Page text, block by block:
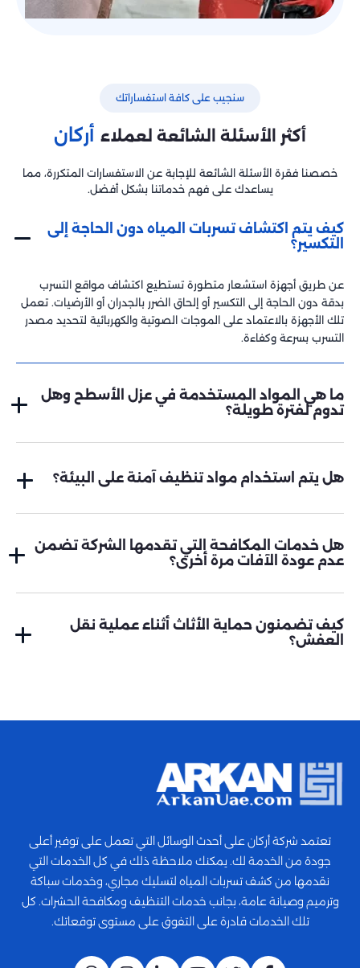
سنجيب على كافة استفساراتك
أكثر الأسئلة الشائعة لعملاء أركان
خصصنا فقرة الأسئلة الشائعة للإجابة عن الاستفسارات المتكررة، مما
يساعدك على فهم خدماتنا بشكل أفضل.
كيف يتم اكتشاف تسربات المياه دون الحاجة إلى
التكسير؟
عن طريق أجهزة استشعار متطورة تستطيع اكتشاف مواقع التسرب
بدقة دون الحاجة إلى التكسير أو إلحاق الضرر بالجدران أو الأرضيات. تعمل
تلك الأجهزة بالاعتماد على الموجات الصوتية والكهربائية لتحديد مصدر
التسرب بسرعة وكفاءة.
ما هي المواد المستخدمة في عزل الأسطح وهل
تدوم لفترة طويلة؟
بقدرتها على تحمل الظروف الجوية القاسية وحمايتها للأسطح من تسرب
المياه وحرارة الشمس. تضمن تلك المواد حماية طويلة الأمد، وقد تم
هل يتم استخدام مواد تنظيف آمنة على البيئة؟
تمامًا على صحة الأفراد والحيوانات الأليفة. منتجاتنا خالية من المواد
الكيميائية القاسية، مما يضمن لك تنظيفًا فعالًا وآمنًا في الوقت ذاته.
هل خدمات المكافحة التي تقدمها الشركة تضمن
عدم عودة الآفات مرة أخرى؟
القضاء على الآفة من جذورها، مع توفير حلول وقائية لمنع عودتها. نركز
على معالجة المناطق المعرضة وتقديم نصائح وقائية تضمن حماية
كيف تضمنون حماية الأثاث أثناء عملية نقل
العفش؟
تعتمد شركة أركان على أحدث الوسائل التي تعمل على توفير أعلى
جودة من الخدمة لك. يمكنك ملاحظة ذلك في كل الخدمات التي
نقدمها من كشف تسربات المياه لتسليك مجاري، وخدمات سباكة
وترميم وصيانة عامة، بجانب خدمات التنظيف ومكافحة الحشرات. كل
تلك الخدمات قادرة على التفوق على مستوى توقعاتك.